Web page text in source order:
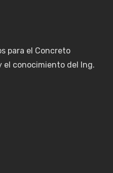
para el Concreto
el conocimiento del Ing.